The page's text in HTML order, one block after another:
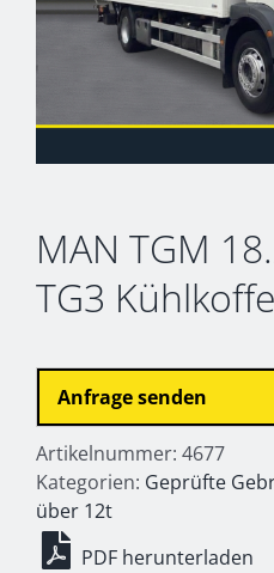
MAN TGM
TG3
Anfrage senden
Artikelnummer: 4677
Kategorien: Geprüfte
über 12t
PDF herunterladen